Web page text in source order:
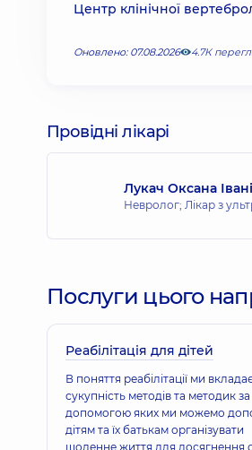
Центр клінічної
Оновлено: 07.08.2026 4.7К
Провідні лікарі
Лукач Оксана
Невролог; Лікар з
Послуги цього
Реабілітація для дітей
В поняття реабілітації ми
сукупність методів та методик за
допомогою яких ми можемо
дітям та їх батькам організувати
щоденне життя для досягнення